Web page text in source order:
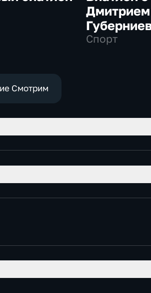
Дмитрием
Спорт
Смотрим